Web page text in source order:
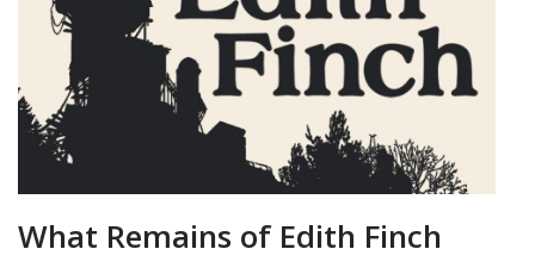
What Remains of Edith Finch